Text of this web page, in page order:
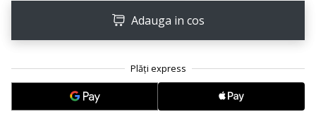
Adauga in cos